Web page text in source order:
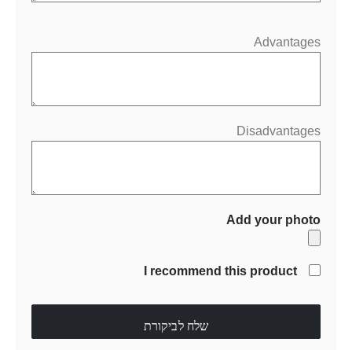
Advantages
Disadvantages
Add your photo
I recommend this product
שלח לביקורת